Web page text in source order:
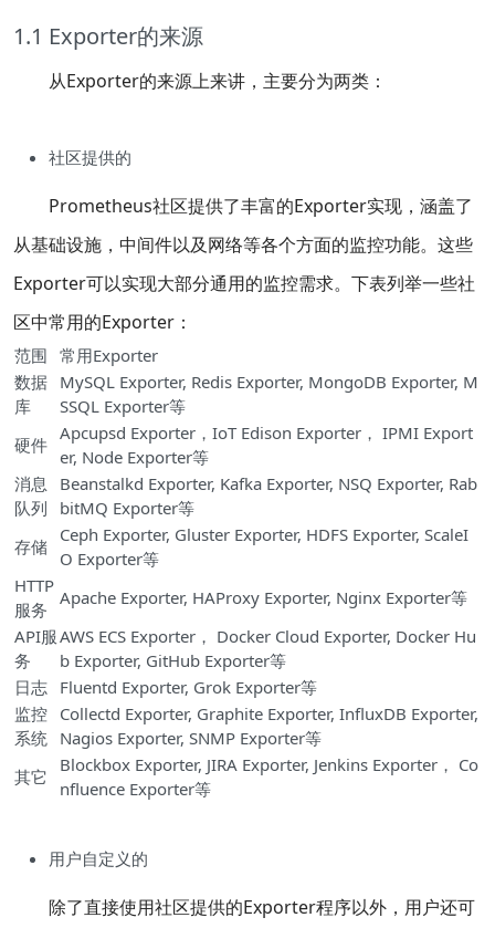
1.1 Exporter的来源
从Exporter的来源上来讲，主要分为两类：
社区提供的
Prometheus社区提供了丰富的Exporter实现，涵盖了
从基础设施，中间件以及网络等各个方面的监控功能。这些
Exporter可以实现大部分通用的监控需求。下表列举一些社
区中常用的Exporter：
范围 常用Exporter
数据
库
MySQL Exporter, Redis Exporter, MongoDB Exporter, M
SSQL Exporter等
硬件
Apcupsd Exporter，IoT Edison Exporter， IPMI Export
er, Node Exporter等
消息
队列
Beanstalkd Exporter, Kafka Exporter, NSQ Exporter, Rab
bitMQ Exporter等
存储
Ceph Exporter, Gluster Exporter, HDFS Exporter, ScaleI
O Exporter等
HTTP
服务
Apache Exporter, HAProxy Exporter, Nginx Exporter等
API服
务
AWS ECS Exporter， Docker Cloud Exporter, Docker Hu
b Exporter, GitHub Exporter等
日志 Fluentd Exporter, Grok Exporter等
监控
系统
Collectd Exporter, Graphite Exporter, InfluxDB Exporter,
Nagios Exporter, SNMP Exporter等
其它
Blockbox Exporter, JIRA Exporter, Jenkins Exporter， Co
nfluence Exporter等
用户自定义的
除了直接使用社区提供的Exporter程序以外，用户还可